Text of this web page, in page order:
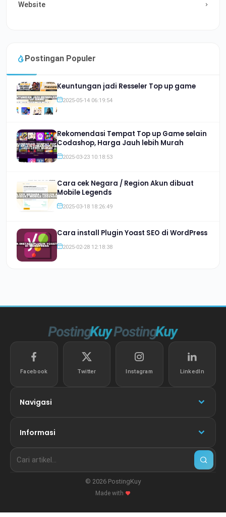
Website
Postingan Populer
Keuntungan jadi Resseler Top up game
2025-05-14 06:19:54
Rekomendasi Tempat Top up Game selain
Codashop, Harga Jauh lebih Murah
2025-03-23 10:18:53
Cara cek Negara / Region Akun dibuat
Mobile Legends
2025-03-18 18:26:49
Cara install Plugin Yoast SEO di WordPress
2025-02-28 12:18:38
Facebook Twitter Instagram LinkedIn
Navigasi
Informasi
© 2026 PostingKuy
Made with